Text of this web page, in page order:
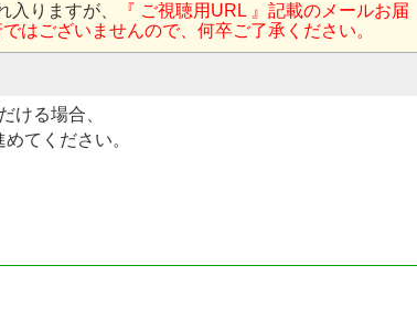
りますが、
『 ご視聴用URL 』記載のメールお届
はございませんので、何卒ご了承ください。
ける場合、
てください。